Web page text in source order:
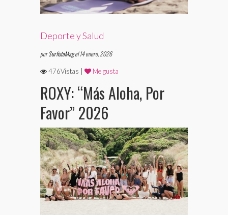
Deporte y Salud
porSurfistaMagel 14 enero, 2026
476Vistas | Me gusta
ROXY: “Más Aloha, Por
Favor” 2026